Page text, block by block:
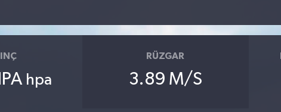
hpa
RÜZGAR
3.89 M/S